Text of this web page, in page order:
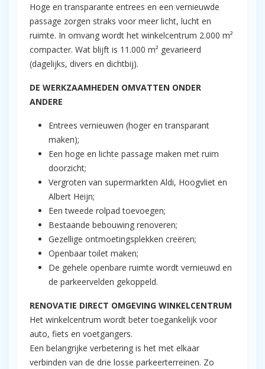
Hoge en transparante entrees en een vernieuwde
passage zorgen straks voor meer licht, lucht en
ruimte. In omvang wordt het winkelcentrum 2.000 m²
compacter. Wat blijft is 11.000 m² gevarieerd
(dagelijks, divers en dichtbij).
DE WERKZAAMHEDEN OMVATTEN ONDER
ANDERE
Entrees vernieuwen (hoger en transparant
maken);
Een hoge en lichte passage maken met ruim
doorzicht;
Vergroten van supermarkten Aldi, Hoogvliet en
Albert Heijn;
Een tweede rolpad toevoegen;
Bestaande bebouwing renoveren;
Gezellige ontmoetingsplekken creëren;
Openbaar toilet maken;
De gehele openbare ruimte wordt vernieuwd en
de parkeervelden gekoppeld.
RENOVATIE DIRECT OMGEVING WINKELCENTRUM
Het winkelcentrum wordt beter toegankelijk voor
auto, fiets en voetgangers.
Een belangrijke verbetering is het met elkaar
verbinden van de drie losse parkeerterreinen. Zo